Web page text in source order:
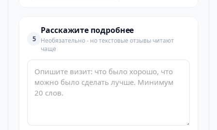
5
Расскажите подробнее
Необязательно - но текстовые отзывы читают
чаще